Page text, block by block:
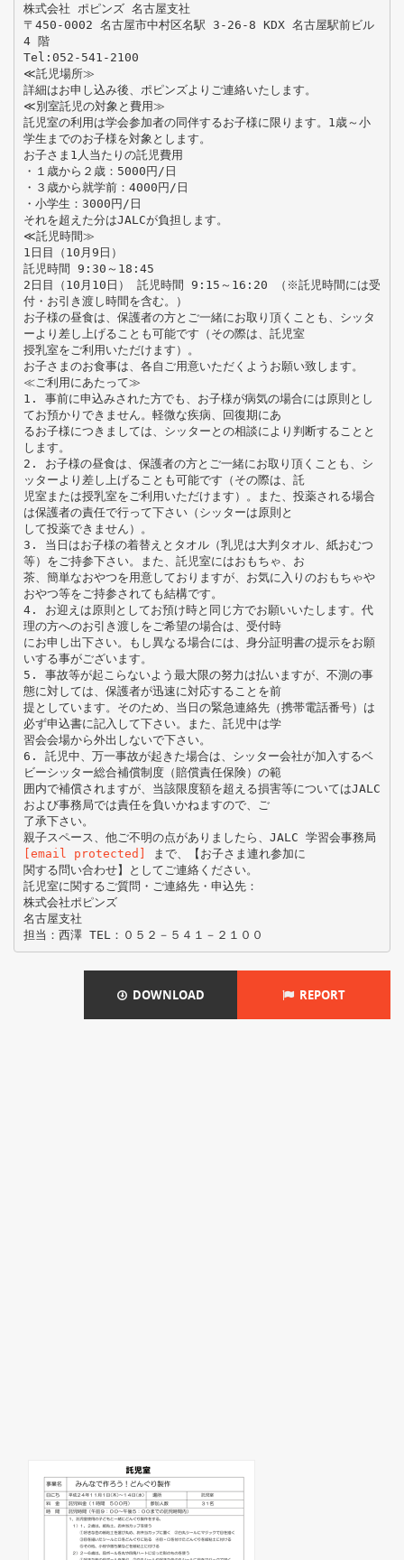
株式会社 ポピンズ 名古屋支社
〒450-0002 名古屋市中村区名駅 3-26‐8 KDX 名古屋駅前ビル
4 階
Tel:052-541-2100
≪託児場所≫
詳細はお申し込み後、ポピンズよりご連絡いたします。
≪別室託児の対象と費用≫
託児室の利用は学会参加者の同伴するお子様に限ります。1歳～小
学生までのお子様を対象とします。
お子さま1人当たりの託児費用
・１歳から２歳：5000円/日
・３歳から就学前：4000円/日
・小学生：3000円/日
それを超えた分はJALCが負担します。
≪託児時間≫
1日目（10月9日）
託児時間 9:30～18:45
2日目（10月10日） 託児時間 9:15～16:20 （※託児時間には受
付・お引き渡し時間を含む。）
お子様の昼食は、保護者の方とご一緒にお取り頂くことも、シッタ
ーより差し上げることも可能です（その際は、託児室
授乳室をご利用いただけます）。
お子さまのお食事は、各自ご用意いただくようお願い致します。
≪ご利用にあたって≫
1. 事前に申込みされた方でも、お子様が病気の場合には原則とし
てお預かりできません。軽微な疾病、回復期にあ
るお子様につきましては、シッターとの相談により判断することと
します。
2. お子様の昼食は、保護者の方とご一緒にお取り頂くことも、シ
ッターより差し上げることも可能です（その際は、託
児室または授乳室をご利用いただけます）。また、投薬される場合
は保護者の責任で行って下さい（シッターは原則と
して投薬できません）。
3. 当日はお子様の着替えとタオル（乳児は大判タオル、紙おむつ
等）をご持参下さい。また、託児室にはおもちゃ、お
茶、簡単なおやつを用意しておりますが、お気に入りのおもちゃや
おやつ等をご持参されても結構です。
4. お迎えは原則としてお預け時と同じ方でお願いいたします。代
理の方へのお引き渡しをご希望の場合は、受付時
にお申し出下さい。もし異なる場合には、身分証明書の提示をお願
いする事がございます。
5. 事故等が起こらないよう最大限の努力は払いますが、不測の事
態に対しては、保護者が迅速に対応することを前
提としています。そのため、当日の緊急連絡先（携帯電話番号）は
必ず申込書に記入して下さい。また、託児中は学
習会会場から外出しないで下さい。
6. 託児中、万一事故が起きた場合は、シッター会社が加入するベ
ビーシッター総合補償制度（賠償責任保険）の範
囲内で補償されますが、当該限度額を超える損害等についてはJALC
および事務局では責任を負いかねますので、ご
了承下さい。
親子スペース、他ご不明の点がありましたら、JALC 学習会事務局
[email protected]
まで、【お子さま連れ参加に
関する問い合わせ】としてご連絡ください。
託児室に関するご質問・ご連絡先・申込先：
株式会社ポピンズ
名古屋支社
DOWNLOAD REPORT